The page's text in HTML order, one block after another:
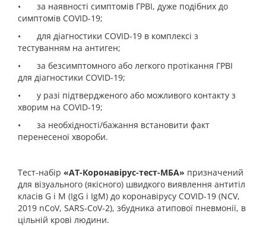
•
за наявності симптомів ГРВІ, дуже подібних до
симптомів COVID-19;
•
для діагностики COVID-19 в комплексі з
тестуванням на антиген;
•
за безсимптомного або легкого протікання ГРВІ
для діагностики COVID-19;
•
у разі підтвердженого або можливого контакту з
хворим на COVID-19;
•
за необхідності/бажання встановити факт
перенесеної хвороби.
Тест-набір «АТ-Коронавірус-тест-МБА» призначений
для візуального (якісного) швидкого виявлення антитіл
класів G і M (IgG і IgM) до коронавірусу COVID-19 (NCV,
2019 nCoV, SARS-CoV-2), збудника атипової пневмонії, в
цільній крові людини.